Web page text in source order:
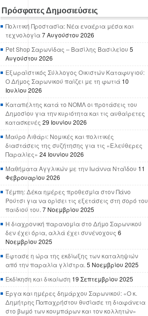
Πρόσφατες Δημοσιεύσεις
Πολιτική Προστασία: Νέα εναέρια μέσα και
τεχνολογία7 Αυγούστου 2026
Pet Shop Σαρωνίδας – Βασίλης Βασιλείου 5
Αυγούστου 2026
Εξωραϊστικός Σύλλογος Οικιστών Καταφυγιού:
Ο Δήμος Σαρωνικού παίζει με τη φωτιά 10
Ιουλίου 2026
Καταπέλτης κατά το ΝΟΜΛ οι προτάσεις του
Δημοσίου για την κυριότητα και τις αυθαίρετες
κατασκευές 29 Ιουνίου 2026
Μαύρο Λιθάρι: Νομικές και πολιτικές
διαστάσεις της συζήτησης για τις «Ελεύθερες
Παραλίες» 24 Ιουνίου 2026
Μαθήματα Αγγλικών με την Ιωάννα Νταΐδου 11
Φεβρουαρίου 2026
Τέμπη: Δέκα ημέρες προθεσμία στον Πάνο
Ρούτσι για να ορίσει τις εξετάσεις στη σορό του
παιδιού του. 7 Νοεμβρίου 2025
Η διαχρονική παρανομία στο Δήμο Σαρωνικού
δεν έχει όρια, αλλά έχει συνένοχους 6
Νοεμβρίου 2025
Έφτασε η ώρα της εκδίωξης των καταληψιών
από την παραλία γλίστρα. 5 Νοεμβρίου 2025
Εκδίκηση και δικαίωση 19 Σεπτεμβρίου 2025
Έργα και ημέρες δημάρχου Σαρωνικού: «Ο κ.
Δημήτρης Παπαχρήστου θυσίασε τη διαφάνεια
στο βωμό των κουμπάρων και τον κολλητών»